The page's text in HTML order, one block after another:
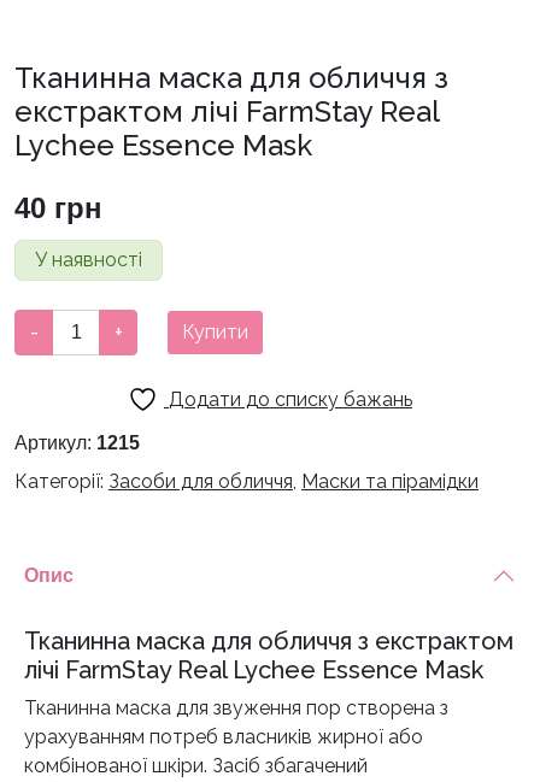
Тканинна маска для обличчя з
екстрактом лічі FarmStay Real
Lychee Essence Mask
40 грн
У наявності
Тканинна
маска
з
Lychee
Mask
кількість
- + Купити
Додати до списку бажань
Артикул: 1215
Категорії: Засоби для обличчя, Маски та пірамідки
Опис
Тканинна маска для обличчя з екстрактом
лічі FarmStay Real Lychee Essence Mask
Тканинна маска для звуження пор створена з
урахуванням потреб власників жирної або
комбінованої шкіри. Засіб збагачений